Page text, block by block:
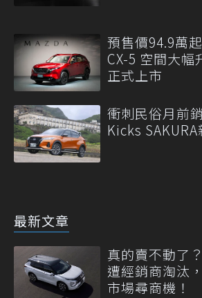
預售價94.9萬
CX-5 空間大幅
正式上市
衝刺民俗月前
Kicks
最新文章
真的賣不動了
遭經銷商淘汰
市場尋商機！